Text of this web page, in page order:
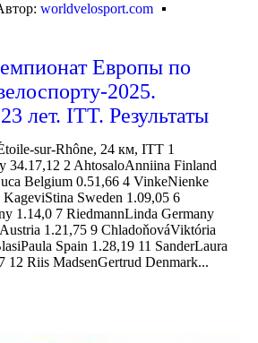
worldvelosport.com
Европы по
2025.
лет. ITT. Результаты
sur-Rhône, 24 км, ITT 1
34.17,12 2 AhtosaloAnniina Finland
Belgium 0.51,66 4 VinkeNienke
Sweden 1.09,05 6
1.14,0 7 RiedmannLinda Germany
1.21,75 9 ChladoňováViktória
Spain 1.28,19 11 SanderLaura
12 Riis MadsenGertrud Denmark...